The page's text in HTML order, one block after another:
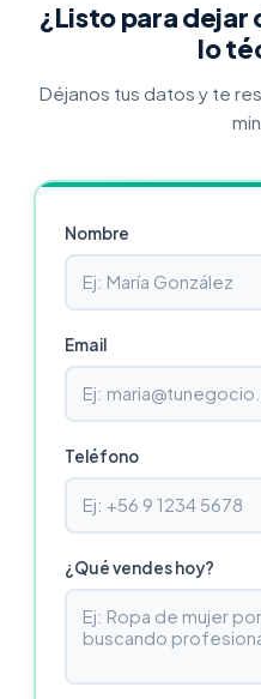
¿Listo para
lo
Déjanos tus datos y te
Nombre
Email
Teléfono
¿Qué vendes hoy?